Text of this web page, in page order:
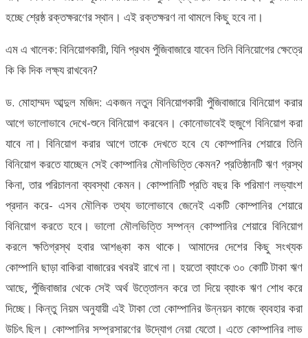
হচ্ছে শ্রেষ্ঠ রক্তক্ষরণের স্থান। এই রক্তক্ষরণ না থামলে কিছু হবে না।
এম এ খালেক: বিনিয়োগকারী, যিনি প্রথম পুঁজিবাজারে যাবেন তিনি বিনিয়োগের ক্ষেত্রে
কি কি দিক লক্ষ্য রাখবেন?
ড. মোহাম্মদ আব্দুল মজিদ: একজন নতুন বিনিয়োগকারী পুঁজিবাজারে বিনিয়োগ করার
আগে ভালোভাবে দেখে-শুনে বিনিয়োগ করবেন। কোনোভাবেই হুজুগে বিনিয়োগ করা
যাবে না। বিনিয়োগ করার আগে তাকে দেখতে হবে যে কোম্পানির শেয়ারে তিনি
বিনিয়োগ করতে যাচ্ছেন সেই কোম্পানির মৌলভিত্তি কেমন? প্রতিষ্ঠানটি ঋণ গ্রস্থ
কিনা, তার পরিচালনা ব্যবস্থা কেমন। কোম্পানিটি প্রতি বছর কি পরিমাণ লভ্যাংশ
প্রদান করে- এসব মৌলিক তথ্য ভালোভাবে জেনেই একটি কোম্পানির শেয়ারে
বিনিয়োগ করতে হবে। ভালো মৌলভিত্তি সম্পন্ন কোম্পানির শেয়ারে বিনিয়োগ
করলে ক্ষতিগ্রস্থ হবার আশঙ্কা কম থাকে। আমাদের দেশের কিছু সংখ্যক
কোম্পানি ছাড়া বাকিরা বাজারের খবরই রাখে না। হয়তো ব্যাংকে ৩০ কোটি টাকা ঋণ
আছে, পুঁজিবাজার থেকে সেই অর্থ উত্তোলন করে তা দিয়ে ব্যাংক ঋণ শোধ করে
দিচ্ছে। কিন্তু নিয়ম অনুযায়ী এই টাকা তো কোম্পানির উন্নয়ন কাজে ব্যবহার করা
উচিৎ ছিল। কোম্পানির সম্প্রসারণের উদ্যোগ নেয়া যেতো। এতে কোম্পানির লাভ